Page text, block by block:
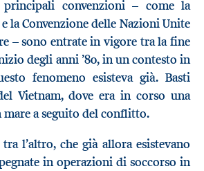
convenzioni – come la
la Convenzione delle Nazioni Unite
– sono entrate in vigore tra la fine
degli anni ’80, in un contesto in
fenomeno esisteva già. Basti
Vietnam, dove era in corso una
mare a seguito del conflitto.
l’altro, che già allora esistevano
in operazioni di soccorso in